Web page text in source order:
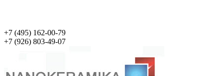
+7 (495) 162-00-79
+7 (926) 803-49-07